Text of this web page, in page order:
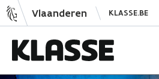
N
a
Vlaanderen KLASSE.BE